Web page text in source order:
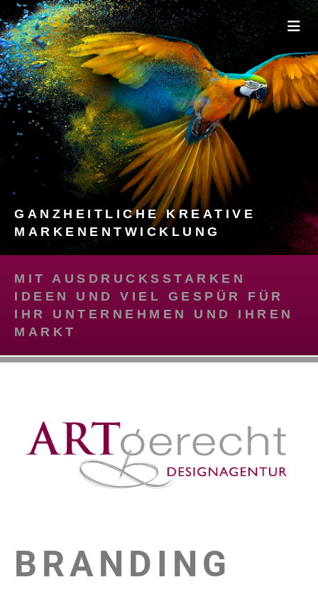
GANZHEITLICHE KREATIVE
MARKENENTWICKLUNG
MIT AUSDRUCKSSTARKEN
IDEEN UND VIEL GESPÜR FÜR
IHR UNTERNEHMEN UND IHREN
MARKT
BRANDING